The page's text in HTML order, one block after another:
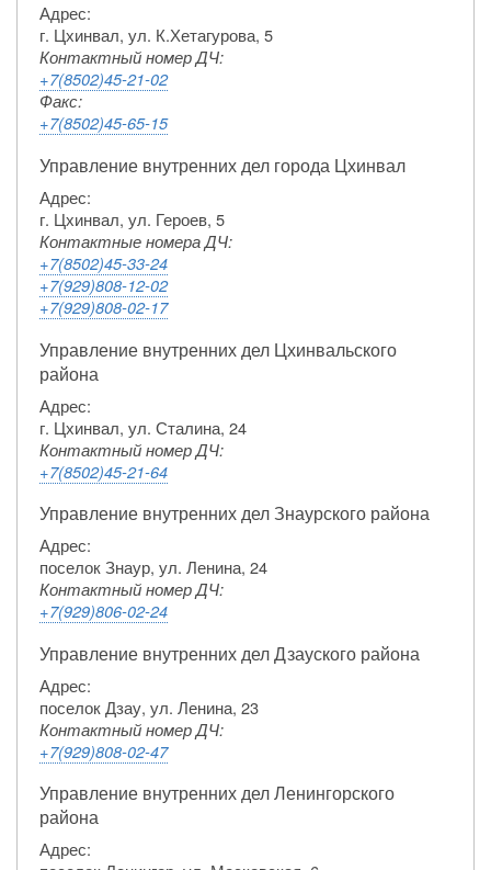
Адрес:
г. Цхинвал, ул. К.Хетагурова, 5
Контактный номер ДЧ:
+7(8502)45-21-02
Факс:
+7(8502)45-65-15
Управление внутренних дел города Цхинвал
Адрес:
г. Цхинвал, ул. Героев, 5
Контактные номера ДЧ:
+7(8502)45-33-24
+7(929)808-12-02
+7(929)808-02-17
Управление внутренних дел Цхинвальского
района
Адрес:
г. Цхинвал, ул. Сталина, 24
Контактный номер ДЧ:
+7(8502)45-21-64
Управление внутренних дел Знаурского района
Адрес:
поселок Знаур, ул. Ленина, 24
Контактный номер ДЧ:
+7(929)806-02-24
Управление внутренних дел Дзауского района
Адрес:
поселок Дзау, ул. Ленина, 23
Контактный номер ДЧ:
+7(929)808-02-47
Управление внутренних дел Ленингорского
района
Адрес: